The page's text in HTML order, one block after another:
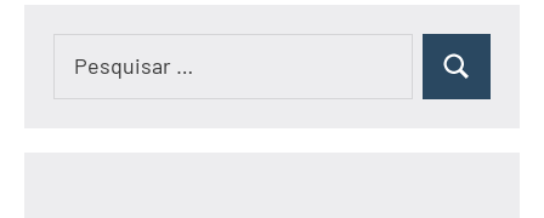
Pesquisar